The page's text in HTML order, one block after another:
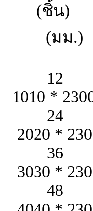
มม.)
6-
2300 *
6-
* 2300
6-
* 2300
6-